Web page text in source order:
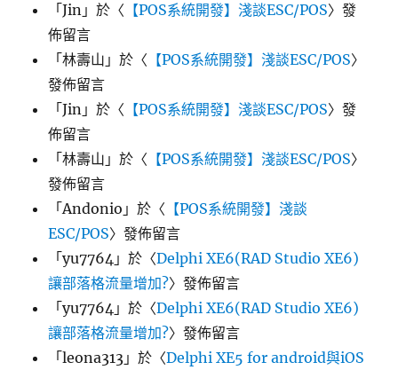
「Jin 」於〈 【POS系統開發】淺談ESC/POS〉發
佈留言
「林壽山 」於〈 【POS系統開發】淺談ESC/POS〉
發佈留言
「Jin 」於〈 【POS系統開發】淺談ESC/POS〉發
佈留言
「林壽山 」於〈 【POS系統開發】淺談ESC/POS〉
發佈留言
「Andonio 」於〈 【POS系統開發】淺談
ESC/POS〉發佈留言
「yu7764 」於〈Delphi XE6(RAD Studio XE6)
讓部落格流量增加?〉發佈留言
「yu7764 」於〈Delphi XE6(RAD Studio XE6)
讓部落格流量增加?〉發佈留言
「leona313 」於〈Delphi XE5 for android與iOS